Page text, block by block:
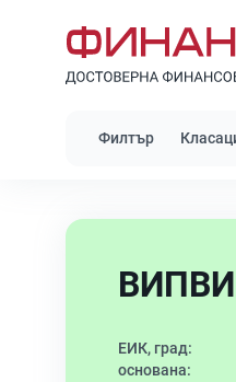
Филтър
ЕИК, град:
основана: